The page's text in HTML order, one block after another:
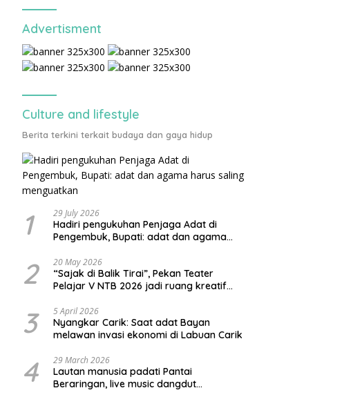
Advertisment
Culture and lifestyle
Berita terkini terkait budaya dan gaya hidup
1 29 July 2026
Hadiri pengukuhan Penjaga Adat di
Pengembuk, Bupati: adat dan agama
2 20 May 2026
“Sajak di Balik Tirai”, Pekan Teater
Pelajar V NTB 2026 jadi ruang kreatif
3 5 April 2026
Nyangkar Carik: Saat adat Bayan
melawan invasi ekonomi di Labuan Carik
4 29 March 2026
Lautan manusia padati Pantai
Beraringan, live music dangdut